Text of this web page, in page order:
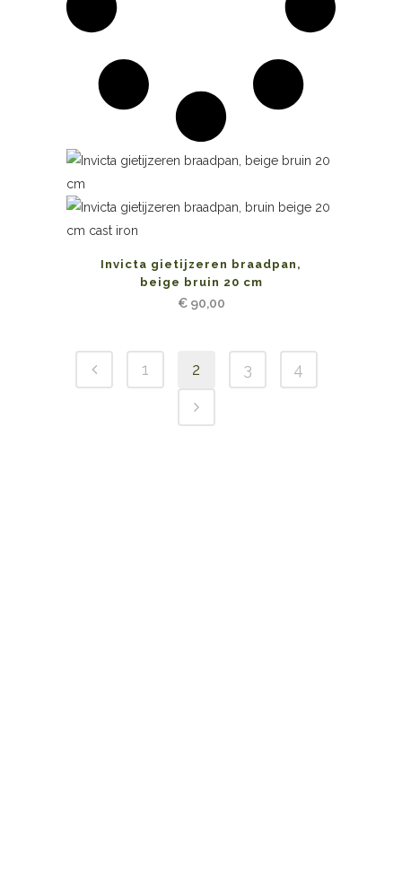
Invicta gietijzeren braadpan,
beige bruin 20 cm
€90,00
1 2 3 4